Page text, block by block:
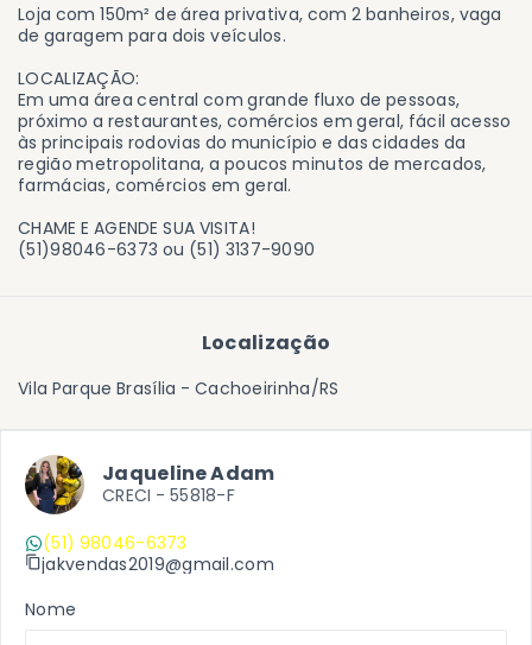
Loja com 150m² de área privativa, com 2 banheiros, vaga
de garagem para dois veículos.
LOCALIZAÇÃO:
Em uma área central com grande fluxo de pessoas,
próximo a restaurantes, comércios em geral, fácil acesso
às principais rodovias do município e das cidades da
região metropolitana, a poucos minutos de mercados,
farmácias, comércios em geral.
CHAME E AGENDE SUA VISITA!
(51)98046-6373 ou (51) 3137-9090
Localização
Vila Parque Brasília - Cachoeirinha/RS
Jaqueline Adam
CRECI - 55818-F
(51) 98046-6373
jakvendas2019@gmail.com
Nome